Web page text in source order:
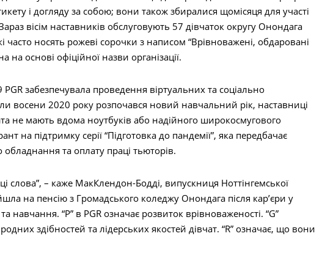
і догляду за собою; вони також збиралися щомісяця для участі
вісім наставників обслуговують 57 дівчаток округу Онондага
часто носять рожеві сорочки з написом “Врівноважені, обдаровані
на основі офіційної назви організації.
PGR забезпечувала проведення віртуальних та соціально
восени 2020 року розпочався новий навчальний рік, наставниці
не мають вдома ноутбуків або надійного широкосмугового
на підтримку серії “Підготовка до пандемії”, яка передбачає
обладнання та оплату праці тьюторів.
слова”, – каже МакКлендон-Бодді, випускниця Ноттінгемської
на пенсію з Громадського коледжу Онондага після кар’єри у
навчання. “P” в PGR означає розвиток врівноваженості. “G”
здібностей та лідерських якостей дівчат. “R” означає, що вони